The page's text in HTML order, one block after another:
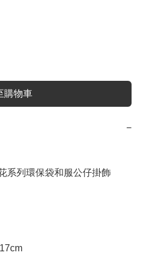
購物車
−
系列環保袋和服公仔掛飾